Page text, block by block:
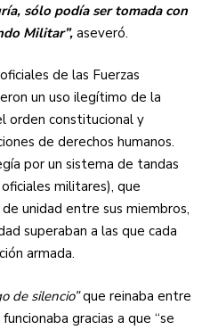
sólo podía ser tomada con
Militar”, aseveró.
de las Fuerzas
un uso ilegítimo de la
orden constitucional y
de derechos humanos.
por un sistema de tandas
militares), que
unidad entre sus miembros,
superaban a las que cada
armada.
de silencio”que reinaba entre
gracias a que “se